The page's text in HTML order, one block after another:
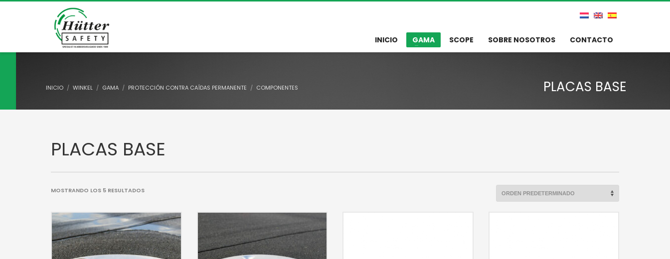
INICIO GAMA SCOPE SOBRE NOSOTROS CONTACTO
INICIO WINKEL GAMA PROTECCIÓN CONTRA CAÍDAS PERMANENTE COMPONENTES PLACAS BASE
PLACAS BASE
MOSTRANDO LOS 5 RESULTADOS